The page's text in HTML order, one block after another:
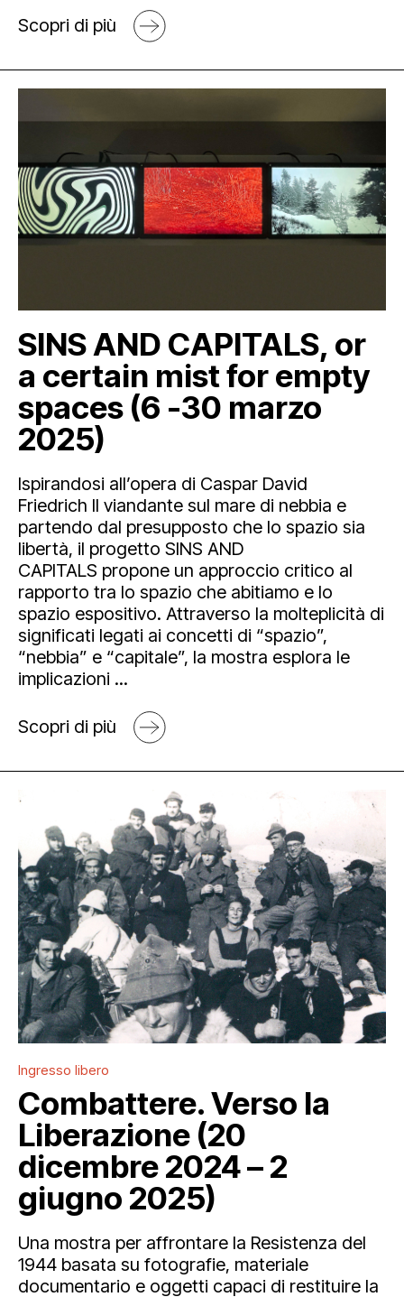
Scopri di più
SINS AND CAPITALS, or
a certain mist for empty
spaces (6 -30 marzo
2025)
Ispirandosi all’opera di Caspar David
Friedrich Il viandante sul mare di nebbia e
partendo dal presupposto che lo spazio sia
libertà, il progetto SINS AND
CAPITALS propone un approccio critico al
rapporto tra lo spazio che abitiamo e lo
spazio espositivo. Attraverso la molteplicità di
significati legati ai concetti di “spazio”,
“nebbia” e “capitale”, la mostra esplora le
implicazioni ...
Scopri di più
Ingresso libero
Combattere. Verso la
Liberazione (20
dicembre 2024 – 2
giugno 2025)
Una mostra per affrontare la Resistenza del
1944 basata su fotografie, materiale
documentario e oggetti capaci di restituire la